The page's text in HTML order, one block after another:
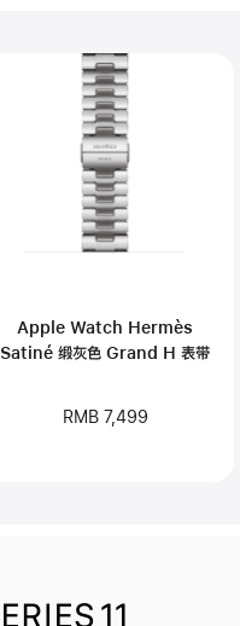
Apple Watch Hermès
Satiné 缎灰色 Grand H 表带
RMB 7,499